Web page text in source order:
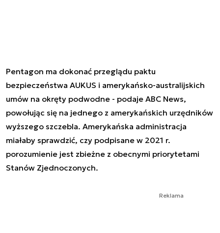
Pentagon ma dokonać przeglądu paktu
bezpieczeństwa AUKUS i amerykańsko-australijskich
umów na okręty podwodne - podaje ABC News,
powołując się na jednego z amerykańskich urzędników
wyższego szczebla. Amerykańska administracja
miałaby sprawdzić, czy podpisane w 2021 r.
porozumienie jest zbieżne z obecnymi priorytetami
Stanów Zjednoczonych.
Reklama